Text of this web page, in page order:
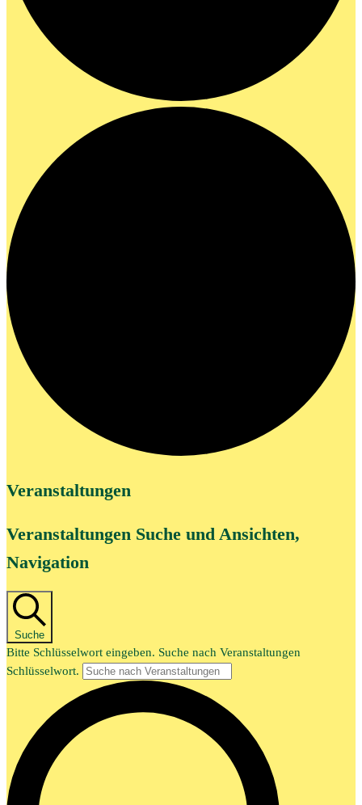
Veranstaltungen
Veranstaltungen Suche und Ansichten,
Navigation
Suche
Bitte Schlüsselwort eingeben. Suche nach Veranstaltungen
Schlüsselwort.